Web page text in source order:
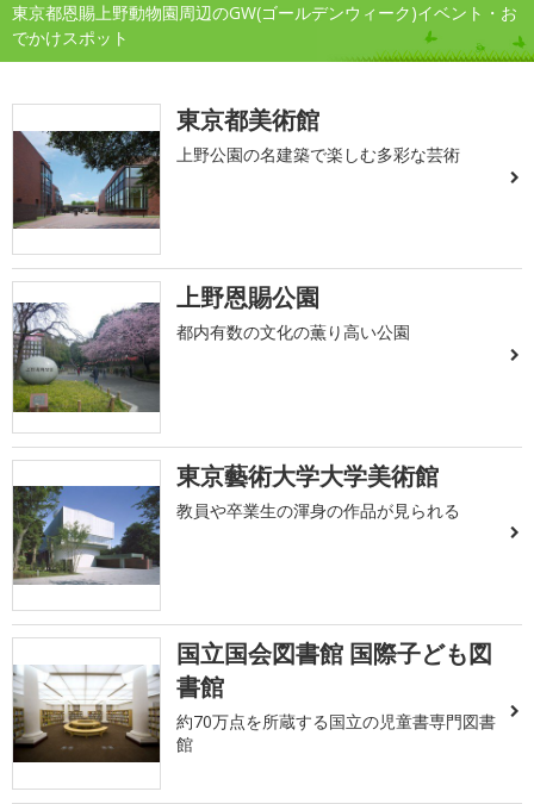
東京都恩賜上野動物園周辺のGW(ゴールデンウィーク)イベント・お
でかけスポット
東京都美術館
上野公園の名建築で楽しむ多彩な芸術
上野恩賜公園
都内有数の文化の薫り高い公園
東京藝術大学大学美術館
教員や卒業生の渾身の作品が見られる
国立国会図書館 国際子ども図
書館
約70万点を所蔵する国立の児童書専門図書
館